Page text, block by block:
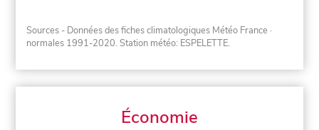
Sources - Données des fiches climatologiques Météo France ·
normales 1991-2020. Station météo: ESPELETTE.
Économie